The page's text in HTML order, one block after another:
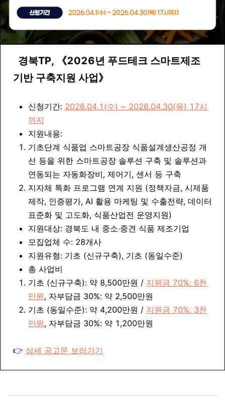
경북TP,
《2026년 푸드테크 스마트제조
기반 구축지원 사업》
신청기간: 2026.04.1(수) ~ 2026.04.30(목) 17시
까지
지원내용:
기초단계 식품업 스마트공장 식품설계생산공정 개
선 등을 위한 스마트공장 솔루션 구축 및 솔루션과
연동되는 자동화장비, 제어기, 센서 등 구축
지자체 특화 프로그램 연계 지원 (정책자금, 시제품
제작, 인증평가, AI 활용 마케팅 및 수출전략, 데이터
표준화 및 고도화, 식품산업전 운영지원)
지원대상: 경북도 내 중소‧중견 식품 제조기업
모집업체 수: 28개사
지원유형: 기초 (신규구축), 기초 (동일수준)
총 사업비
기초 (신규구축): 약 8,500만원 / 지원금 70%: 6천
만원, 자부담금 30%: 약 2,500만원
기초 (동일수준): 약 4,200만원 / 지원금 70%: 3천
만원, 자부담금 30%: 약 1,200만원
👉 상세 공고문 보러가기